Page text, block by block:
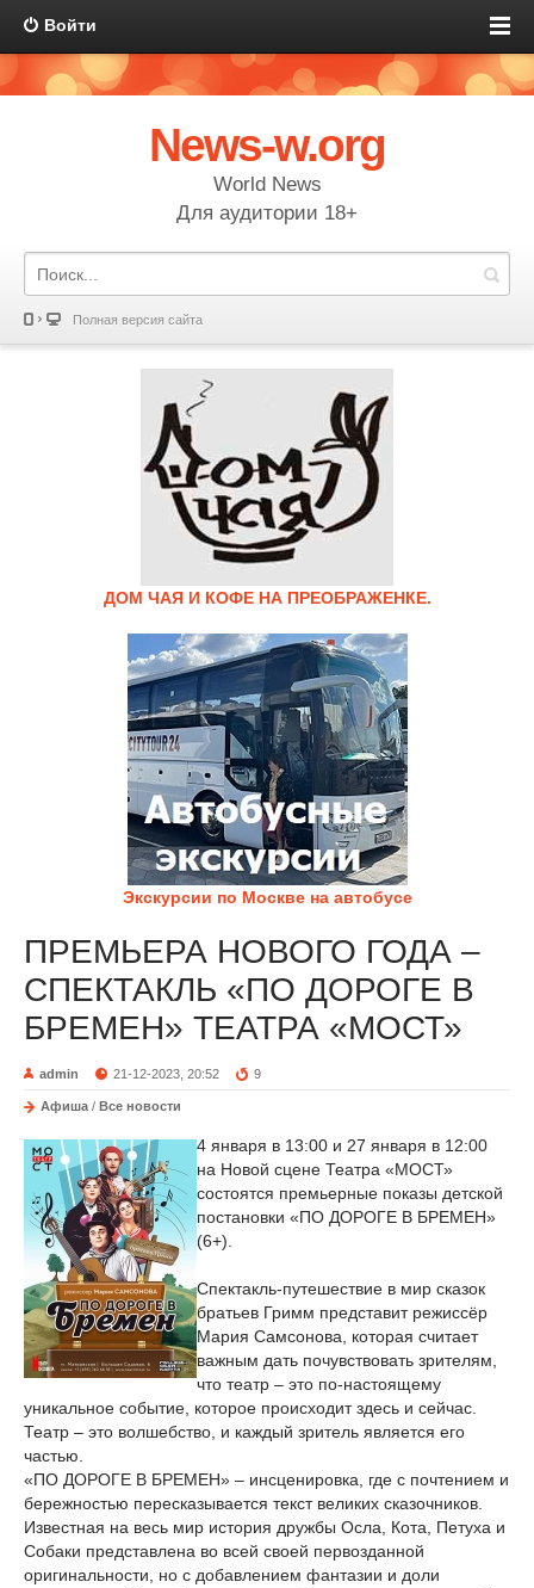
Войти
News-w.org
World News
Для аудитории 18+
Полная версия сайта
ДОМ ЧАЯ И КОФЕ НА ПРЕОБРАЖЕНКЕ.
Экскурсии по Москве на автобусе
ПРЕМЬЕРА НОВОГО ГОДА –
СПЕКТАКЛЬ «ПО ДОРОГЕ В
БРЕМЕН» ТЕАТРА «МОСТ»
admin 21-12-2023, 20:52 9
Афиша / Все новости
4 января в 13:00 и 27 января в 12:00
на Новой сцене Театра «МОСТ»
состоятся премьерные показы детской
постановки «ПО ДОРОГЕ В БРЕМЕН»
(6+).
Спектакль-путешествие в мир сказок
братьев Гримм представит режиссёр
Мария Самсонова, которая считает
важным дать почувствовать зрителям,
что театр – это по-настоящему
уникальное событие, которое происходит здесь и сейчас.
Театр – это волшебство, и каждый зритель является его
частью.
«ПО ДОРОГЕ В БРЕМЕН» – инсценировка, где с почтением и
бережностью пересказывается текст великих сказочников.
Известная на весь мир история дружбы Осла, Кота, Петуха и
Собаки представлена во всей своей первозданной
оригинальности, но с добавлением фантазии и доли